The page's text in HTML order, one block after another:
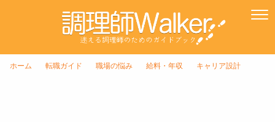
ホーム 転職ガイド 職場の悩み 給料・年収 キャリア設計